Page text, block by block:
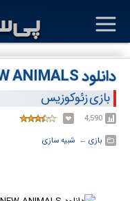
دانلود Zoochosis - MEET NEW ANIMALS
بازی زئوکوزیس
4,590
بازی ← ‏ شبیه سازی